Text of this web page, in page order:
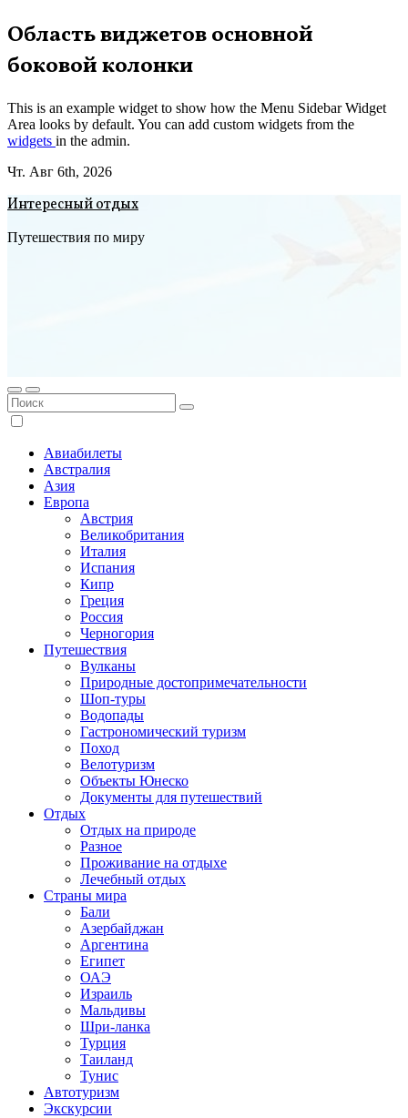
Перейти
к
содержимому
Область виджетов основной
боковой колонки
This is an example widget to show how the Menu Sidebar Widget
Area looks by default. You can add custom widgets from the
widgets in the admin.
Чт. Авг 6th, 2026
Интересный отдых
Путешествия по миру
Авиабилеты
Австралия
Азия
Европа
Австрия
Великобритания
Италия
Испания
Кипр
Греция
Россия
Черногория
Путешествия
Вулканы
Природные достопримечательности
Шоп-туры
Водопады
Гастрономический туризм
Поход
Велотуризм
Объекты Юнеско
Документы для путешествий
Отдых
Отдых на природе
Разное
Проживание на отдыхе
Лечебный отдых
Страны мира
Бали
Азербайджан
Аргентина
Египет
ОАЭ
Израиль
Мальдивы
Шри-ланка
Турция
Таиланд
Тунис
Автотуризм
Экскурсии